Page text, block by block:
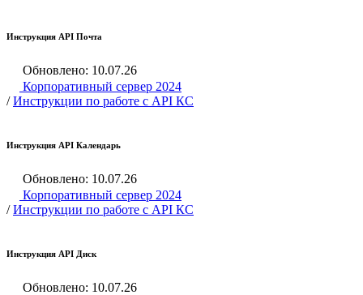
Инструкция API Почта
Обновлено: 10.07.26
Корпоративный сервер 2024
/ Инструкции по работе с API КС
Инструкция API Календарь
Обновлено: 10.07.26
Корпоративный сервер 2024
/ Инструкции по работе с API КС
Инструкция API Диск
Обновлено: 10.07.26